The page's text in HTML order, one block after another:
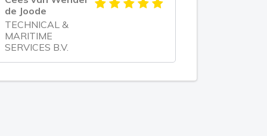
de Joode
TECHNICAL &
MARITIME
SERVICES B.V.